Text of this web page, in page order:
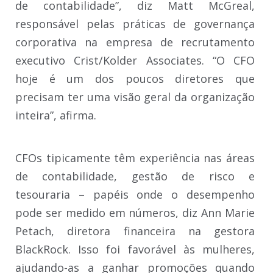
de contabilidade”, diz Matt McGreal,
responsável pelas práticas de governança
corporativa na empresa de recrutamento
executivo Crist/Kolder Associates. “O CFO
hoje é um dos poucos diretores que
precisam ter uma visão geral da organização
inteira”, afirma.
CFOs tipicamente têm experiência nas áreas
de contabilidade, gestão de risco e
tesouraria – papéis onde o desempenho
pode ser medido em números, diz Ann Marie
Petach, diretora financeira na gestora
BlackRock. Isso foi favorável às mulheres,
ajudando-as a ganhar promoções quando